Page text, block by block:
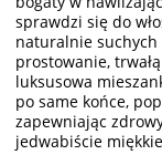
sprawdzi się do
naturalnie
prostowanie,
luksusowa
po same końce,
zapewniając
jedwabiście